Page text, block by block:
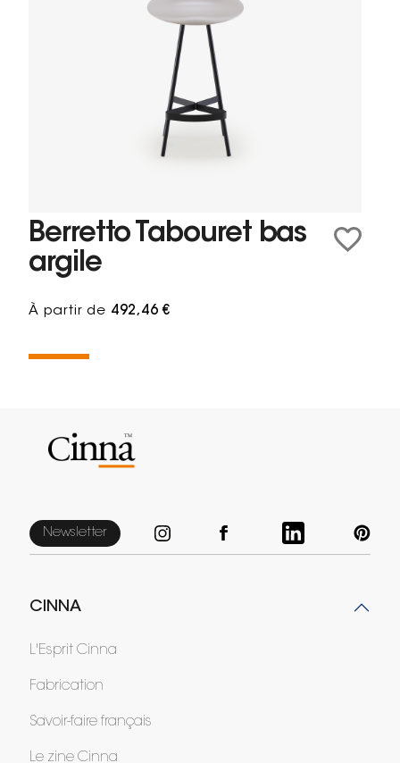
Berretto Tabouret bas
argile
À partir de 492,46 €
Newsletter
CINNA
L'Esprit Cinna
Fabrication
Savoir-faire français
Le zine Cinna